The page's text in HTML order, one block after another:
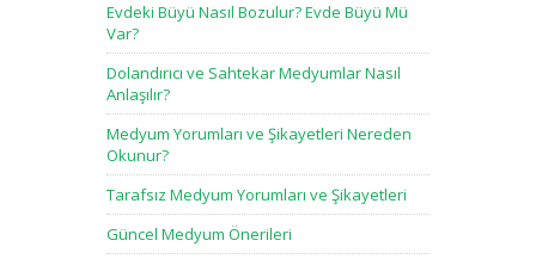
Evdeki Büyü Nasıl Bozulur? Evde Büyü Mü
Var?
Dolandırıcı ve Sahtekar Medyumlar Nasıl
Anlaşılır?
Medyum Yorumları ve Şikayetleri Nereden
Okunur?
Tarafsız Medyum Yorumları ve Şikayetleri
Güncel Medyum Önerileri